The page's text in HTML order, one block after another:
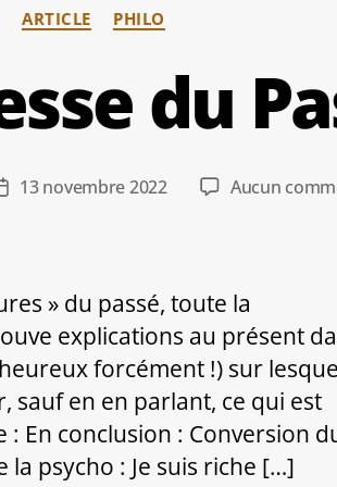
Catégories
ARTICLE PHILO
du
13 novembre 2022 Aucun
» du passé, toute la
explications au présent
forcément !) sur
sauf en en parlant, ce qui est
En conclusion : Conversion
la psycho : Je suis riche […]